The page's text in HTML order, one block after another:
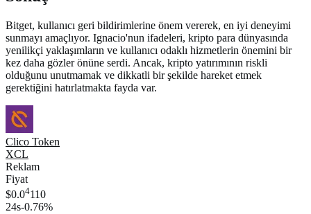
Bitget, kullanıcı geri bildirimlerine önem vererek, en iyi deneyimi
sunmayı amaçlıyor. Ignacio'nun ifadeleri, kripto para dünyasında
yenilikçi yaklaşımların ve kullanıcı odaklı hizmetlerin önemini bir
kez daha gözler önüne serdi. Ancak, kripto yatırımının riskli
olduğunu unutmamak ve dikkatli bir şekilde hareket etmek
gerektiğini hatırlatmakta fayda var.
Clico Token
XCL
Reklam
Fiyat
$0.04110
24s-0.76%